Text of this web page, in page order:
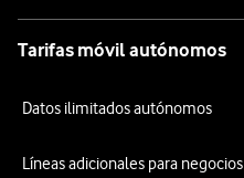
Tarifas móvil autónomos
Datos ilimitados autónomos
Líneas adicionales para negocios